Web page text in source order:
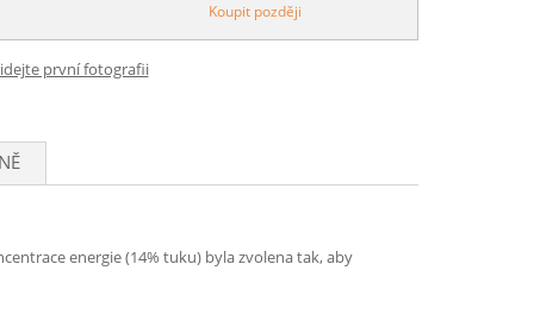
Koupit později
první fotografii
energie (14% tuku) byla zvolena tak, aby